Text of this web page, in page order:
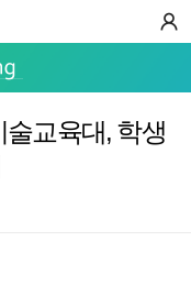
술교육대, 학생